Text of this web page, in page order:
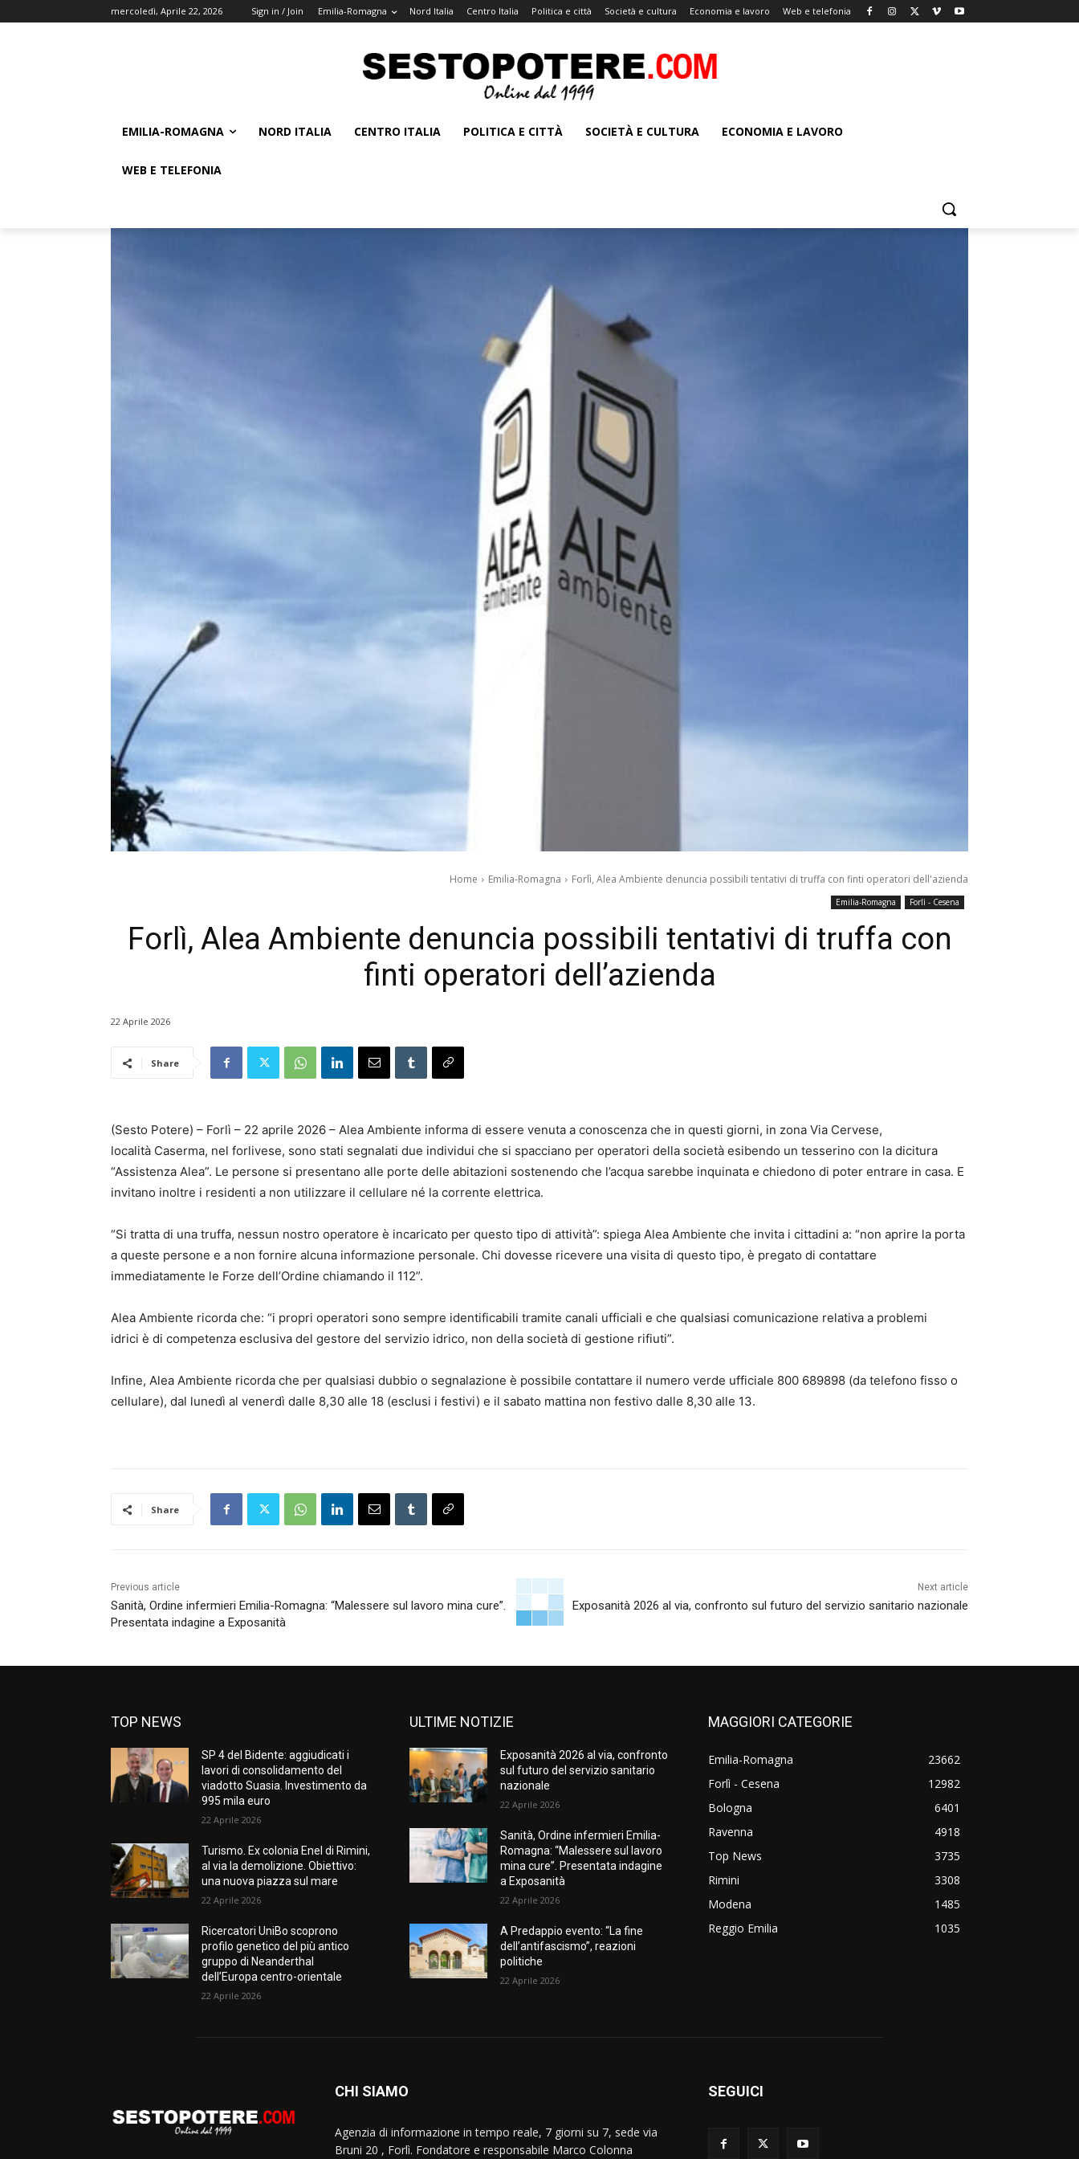
mercoledì, Aprile 22, 2026 Sign in / Join Emilia-Romagna Nord Italia Centro Italia Politica e città Società e cultura Economia e lavoro Web e telefonia
EMILIA-ROMAGNA NORD ITALIA CENTRO ITALIA POLITICA E CITTÀ SOCIETÀ E CULTURA ECONOMIA E LAVORO
WEB E TELEFONIA
Home Emilia-Romagna Forlì, Alea Ambiente denuncia possibili tentativi di truffa con finti operatori dell'azienda
Emilia-Romagna Forlì - Cesena
Forlì, Alea Ambiente denuncia possibili tentativi di truffa con
finti operatori dell’azienda
22 Aprile 2026
Share
(Sesto Potere) – Forlì – 22 aprile 2026 – Alea Ambiente informa di essere venuta a conoscenza che in questi giorni, in zona Via Cervese,
località Caserma, nel forlivese, sono stati segnalati due individui che si spacciano per operatori della società esibendo un tesserino con la dicitura
“Assistenza Alea”. Le persone si presentano alle porte delle abitazioni sostenendo che l’acqua sarebbe inquinata e chiedono di poter entrare in casa. E
invitano inoltre i residenti a non utilizzare il cellulare né la corrente elettrica.
“Si tratta di una truffa, nessun nostro operatore è incaricato per questo tipo di attività”: spiega Alea Ambiente che invita i cittadini a: “non aprire la porta
a queste persone e a non fornire alcuna informazione personale. Chi dovesse ricevere una visita di questo tipo, è pregato di contattare
immediatamente le Forze dell’Ordine chiamando il 112”.
Alea Ambiente ricorda che: “i propri operatori sono sempre identificabili tramite canali ufficiali e che qualsiasi comunicazione relativa a problemi
idrici è di competenza esclusiva del gestore del servizio idrico, non della società di gestione rifiuti”.
Infine, Alea Ambiente ricorda che per qualsiasi dubbio o segnalazione è possibile contattare il numero verde ufficiale 800 689898 (da telefono fisso o
cellulare), dal lunedì al venerdì dalle 8,30 alle 18 (esclusi i festivi) e il sabato mattina non festivo dalle 8,30 alle 13.
Share
Previous article
Sanità, Ordine infermieri Emilia-Romagna: “Malessere sul lavoro mina cure”.
Presentata indagine a Exposanità
Next article
Exposanità 2026 al via, confronto sul futuro del servizio sanitario nazionale
TOP NEWS
SP 4 del Bidente: aggiudicati i
lavori di consolidamento del
viadotto Suasia. Investimento da
995 mila euro
22 Aprile 2026
Turismo. Ex colonia Enel di Rimini,
al via la demolizione. Obiettivo:
una nuova piazza sul mare
22 Aprile 2026
Ricercatori UniBo scoprono
profilo genetico del più antico
gruppo di Neanderthal
dell’Europa centro-orientale
22 Aprile 2026
ULTIME NOTIZIE
Exposanità 2026 al via, confronto
sul futuro del servizio sanitario
nazionale
22 Aprile 2026
Sanità, Ordine infermieri Emilia-
Romagna: “Malessere sul lavoro
mina cure”. Presentata indagine
a Exposanità
22 Aprile 2026
A Predappio evento: “La fine
dell’antifascismo”, reazioni
politiche
22 Aprile 2026
MAGGIORI CATEGORIE
Emilia-Romagna
23662
Forlì - Cesena
12982
Bologna
6401
Ravenna
4918
Top News
3735
Rimini
3308
Modena
1485
Reggio Emilia
1035
CHI SIAMO
Agenzia di informazione in tempo reale, 7 giorni su 7, sede via
Bruni 20 , Forlì. Fondatore e responsabile Marco Colonna
SEGUICI